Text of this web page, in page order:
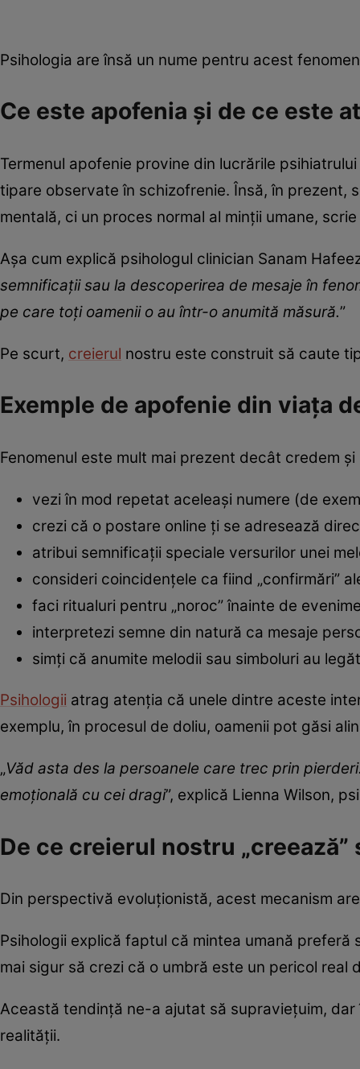
Psihologia are însă un nume pentru acest
Ce este apofenia și de ce este
Termenul apofenie provine din lucrările
tipare observate în schizofrenie. Însă, în prezent,
mentală, ci un proces normal al minții umane, scrie
Așa cum explică psihologul clinician Sanam
semnificații sau la descoperirea de mesaje în
pe care toți oamenii o au într-o anumită măsură.”
Pe scurt, creierul nostru este construit să caute
Exemple de apofenie din viața
Fenomenul este mult mai prezent decât credem
vezi în mod repetat aceleași numere (de
crezi că o postare online ți se adresează
atribui semnificații speciale versurilor unei
consideri coincidențele ca fiind „confirmări”
faci ritualuri pentru „noroc” înainte de
interpretezi semne din natură ca mesaje
simți că anumite melodii sau simboluri au
Psihologii atrag atenția că unele dintre aceste
exemplu, în procesul de doliu, oamenii pot găsi
„Văd asta des la persoanele care trec prin
emoțională cu cei dragi”, explică Lienna Wilson,
De ce creierul nostru
Din perspectivă evoluționistă, acest mecanism
Psihologii explică faptul că mintea umană preferă
mai sigur să crezi că o umbră este un pericol real
Această tendință ne-a ajutat să supraviețuim,
realității.